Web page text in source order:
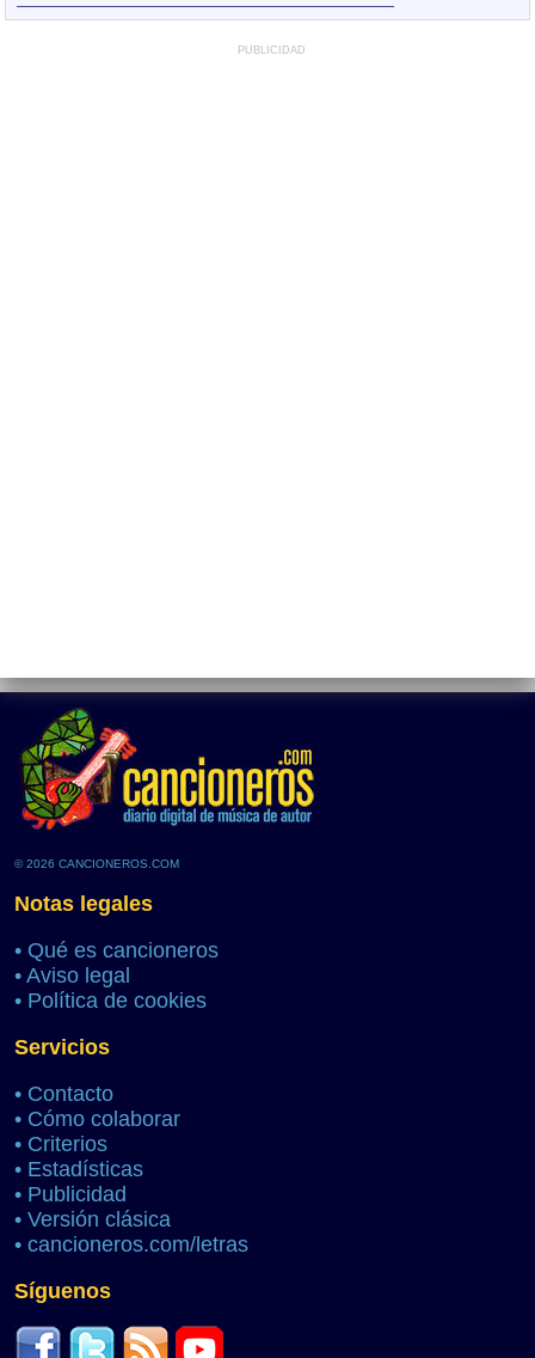
PUBLICIDAD
© 2026 CANCIONEROS.COM
Notas legales
• Qué es cancioneros
• Aviso legal
• Política de cookies
Servicios
• Contacto
• Cómo colaborar
• Criterios
• Estadísticas
• Publicidad
• Versión clásica
• cancioneros.com/letras
Síguenos